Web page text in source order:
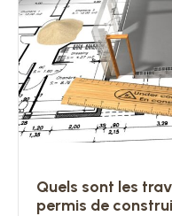
Quels sont les
permis de